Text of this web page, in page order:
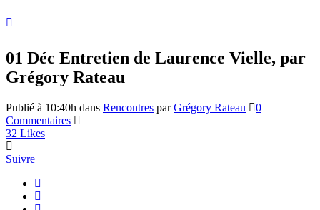
01 Déc Entretien de Laurence Vielle, par
Grégory Rateau
Publié à 10:40h dans Rencontres parGrégory Rateau
0
Commentaires
32 Likes
Suivre